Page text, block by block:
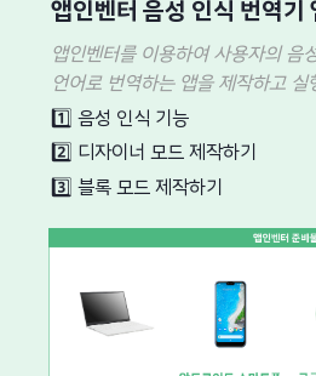
앱인벤터 음성 인식 번역기
앱인벤터를 이용하여 사용자의 음
언어로 번역하는 앱을 제작하고 실
1️⃣ 음성 인식 기능
2️⃣ 디자이너 모드 제작하기
3️⃣ 블록 모드 제작하기